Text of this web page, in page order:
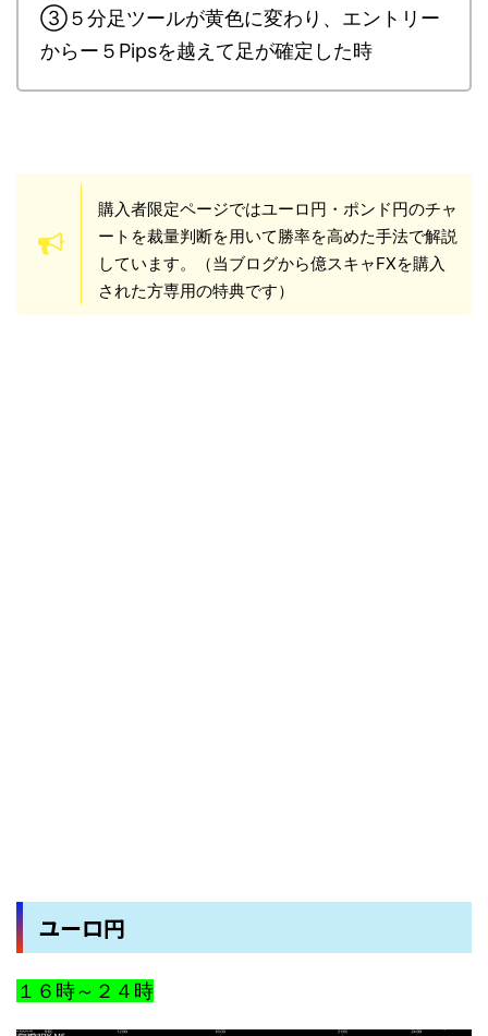
③５分足ツールが黄色に変わり、エントリー
からー５Pipsを越えて足が確定した時
購入者限定ページではユーロ円・ポンド円のチャ
ートを裁量判断を用いて勝率を高めた手法で解説
しています。（当ブログから億スキャFXを購入
された方専用の特典です）
ユーロ円
１６時～２４時